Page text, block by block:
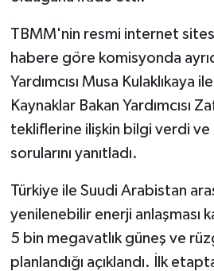
TBMM'nin resmi internet
habere göre komisyonda
Yardımcısı Musa Kulaklıkaya
Kaynaklar Bakan Yardımcısı
tekliflerine ilişkin bilgi verdi
sorularını yanıtladı.
Türkiye ile Suudi Arabistan
yenilenebilir enerji anlaşması
5 bin megavatlık güneş ve
planlandığı açıklandı. İlk